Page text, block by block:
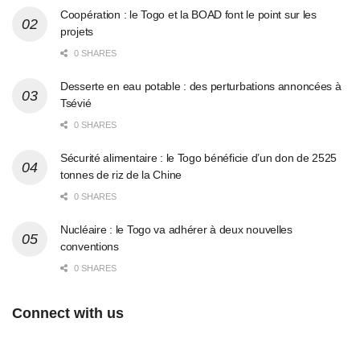
Coopération : le Togo et la BOAD font le point sur les
projets
0 SHARES
Desserte en eau potable : des perturbations annoncées à
Tsévié
0 SHARES
Sécurité alimentaire : le Togo bénéficie d’un don de 2525
tonnes de riz de la Chine
0 SHARES
Nucléaire : le Togo va adhérer à deux nouvelles
conventions
0 SHARES
Connect with us